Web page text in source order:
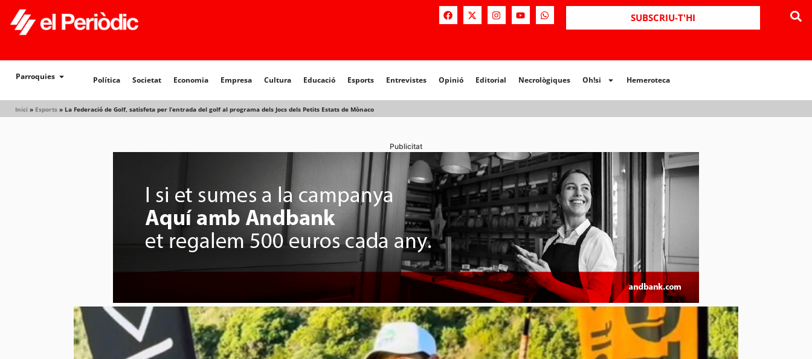
SUBSCRIU-T'HI
Parroquies Política Societat Economia Empresa Cultura Educació Esports Entrevistes Opinió Editorial Necrològiques Oh!si Hemeroteca
Inici » Esports » La Federació de Golf, satisfeta per l’entrada del golf al programa dels Jocs dels Petits Estats de Mònaco
Política Societat Opinió Editorial Necrològiques Hemeroteca
Publicitat